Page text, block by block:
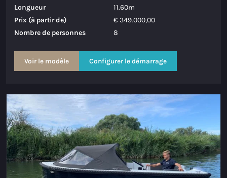
Longueur
11.60m
Prix (à partir de)
€ 349.000,00
Nombre de personnes
8
Voir le modèle Configurer le démarrage